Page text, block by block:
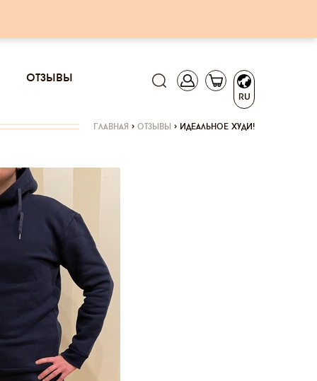
RU
отзывы
главная > отзывы > идеальное худи!